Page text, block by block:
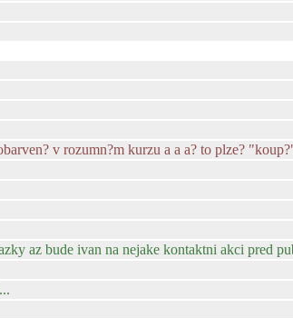
v rozumn?m kurzu a a a? to plze?
az bude ivan na nejake kontaktni akci pred